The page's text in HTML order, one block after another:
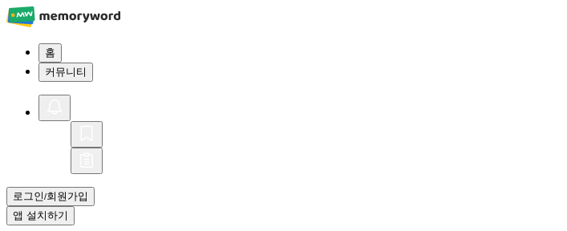
홈
커뮤니티
로그인/회원가입
앱 설치하기